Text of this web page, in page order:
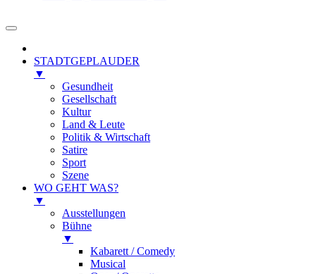
STADTGEPLAUDER
▼
Gesundheit
Gesellschaft
Kultur
Land & Leute
Politik & Wirtschaft
Satire
Sport
Szene
WO GEHT WAS?
▼
Ausstellungen
Bühne
▼
Kabarett / Comedy
Musical